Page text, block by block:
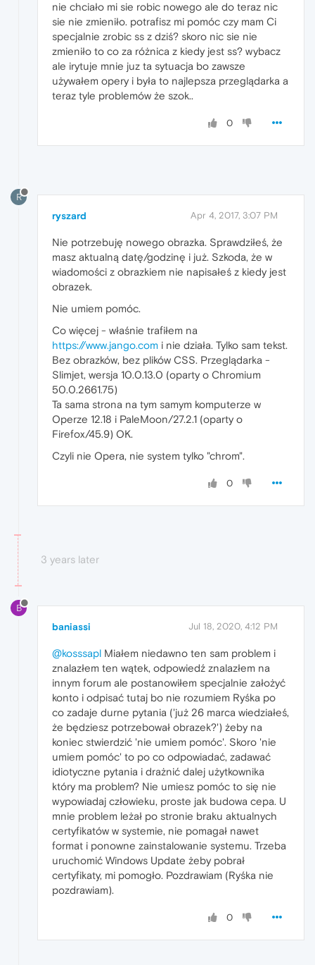
nie chciało mi sie robic nowego ale do teraz nic
sie nie zmieniło. potrafisz mi pomóc czy mam Ci
specjalnie zrobic ss z dziś? skoro nic sie nie
zmieniło to co za różnica z kiedy jest ss? wybacz
ale irytuje mnie juz ta sytuacja bo zawsze
używałem opery i była to najlepsza przeglądarka a
teraz tyle problemów że szok..
0
R
ryszard Apr 4, 2017, 3:07 PM
Nie potrzebuję nowego obrazka. Sprawdziłeś, że
masz aktualną datę/godzinę i już. Szkoda, że w
wiadomości z obrazkiem nie napisałeś z kiedy jest
obrazek.
Nie umiem pomóc.
Co więcej - właśnie trafiłem na
https://www.jango.com i nie działa. Tylko sam tekst.
Bez obrazków, bez plików CSS. Przeglądarka -
Slimjet, wersja 10.0.13.0 (oparty o Chromium
50.0.2661.75)
Ta sama strona na tym samym komputerze w
Operze 12.18 i PaleMoon/27.2.1 (oparty o
Firefox/45.9) OK.
Czyli nie Opera, nie system tylko "chrom".
0
3 years later
B
baniassi Jul 18, 2020, 4:12 PM
@kosssapl Miałem niedawno ten sam problem i
znalazłem ten wątek, odpowiedź znalazłem na
innym forum ale postanowiłem specjalnie założyć
konto i odpisać tutaj bo nie rozumiem Ryśka po
co zadaje durne pytania ('już 26 marca wiedziałeś,
że będziesz potrzebował obrazek?') żeby na
koniec stwierdzić 'nie umiem pomóc'. Skoro 'nie
umiem pomóc' to po co odpowiadać, zadawać
idiotyczne pytania i drażnić dalej użytkownika
który ma problem? Nie umiesz pomóc to się nie
wypowiadaj człowieku, proste jak budowa cepa. U
mnie problem leżał po stronie braku aktualnych
certyfikatów w systemie, nie pomagał nawet
format i ponowne zainstalowanie systemu. Trzeba
uruchomić Windows Update żeby pobrał
certyfikaty, mi pomogło. Pozdrawiam (Ryśka nie
pozdrawiam).
0